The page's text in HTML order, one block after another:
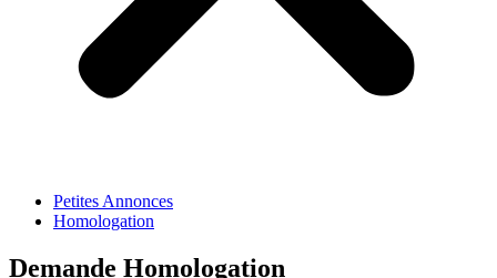
Petites Annonces
Homologation
Demande Homologation